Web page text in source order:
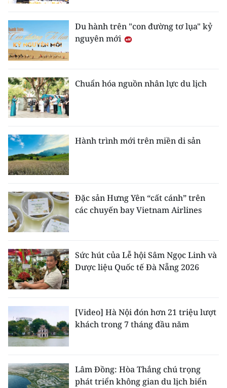
Du hành trên "con đường tơ lụa" kỷ
nguyên mới
Chuẩn hóa nguồn nhân lực du lịch
Hành trình mới trên miền di sản
Đặc sản Hưng Yên “cất cánh” trên
các chuyến bay Vietnam Airlines
Sức hút của Lễ hội Sâm Ngọc Linh và
Dược liệu Quốc tế Đà Nẵng 2026
[Video] Hà Nội đón hơn 21 triệu lượt
khách trong 7 tháng đầu năm
Lâm Đồng: Hòa Thắng chú trọng
phát triển không gian du lịch biển